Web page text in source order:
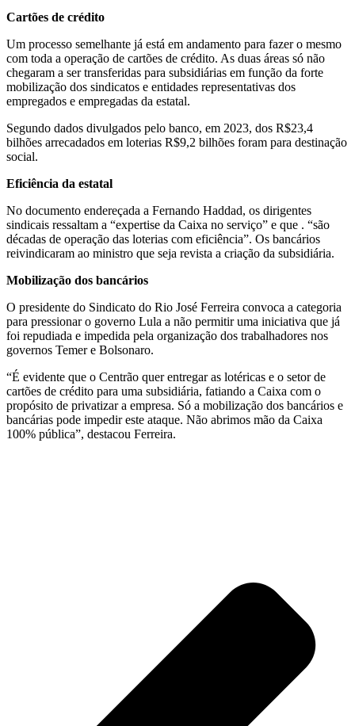
Cartões de crédito
Um processo semelhante já está em andamento para fazer o mesmo
com toda a operação de cartões de crédito. As duas áreas só não
chegaram a ser transferidas para subsidiárias em função da forte
mobilização dos sindicatos e entidades representativas dos
empregados e empregadas da estatal.
Segundo dados divulgados pelo banco, em 2023, dos R$23,4
bilhões arrecadados em loterias R$9,2 bilhões foram para destinação
social.
Eficiência da estatal
No documento endereçada a Fernando Haddad, os dirigentes
sindicais ressaltam a “expertise da Caixa no serviço” e que . “são
décadas de operação das loterias com eficiência”. Os bancários
reivindicaram ao ministro que seja revista a criação da subsidiária.
Mobilização dos bancários
O presidente do Sindicato do Rio José Ferreira convoca a categoria
para pressionar o governo Lula a não permitir uma iniciativa que já
foi repudiada e impedida pela organização dos trabalhadores nos
governos Temer e Bolsonaro.
“É evidente que o Centrão quer entregar as lotéricas e o setor de
cartões de crédito para uma subsidiária, fatiando a Caixa com o
propósito de privatizar a empresa. Só a mobilização dos bancários e
bancárias pode impedir este ataque. Não abrimos mão da Caixa
100% pública”, destacou Ferreira.